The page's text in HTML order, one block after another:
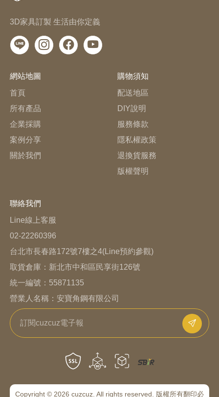
3D家具訂製 生活由你定義
網站地圖
首頁
所有產品
企業採購
案例分享
關於我們
購物須知
配送地區
DIY說明
服務條款
隱私權政策
退換貨服務
版權聲明
聯絡我們
Line線上客服
02-22260396
台北市長春路172號7樓之4(Line預約參觀)
取貨倉庫： 新北市中和區民享街126號
統一編號：55871135
營業人名稱：安寶角鋼有限公司
Copyright © 2026 cuzcuz. All rights reserved. 版權所有翻印必